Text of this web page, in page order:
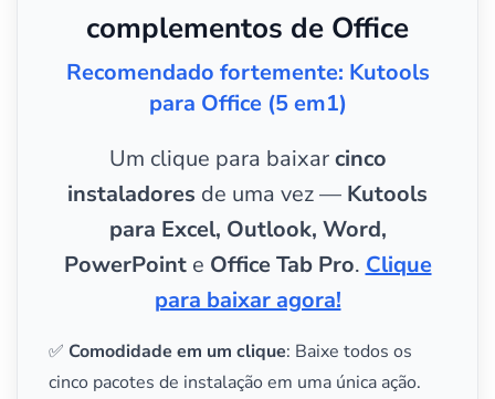
complementos de Office
Recomendado fortemente: Kutools
para Office (5 em1)
Um clique para baixarcinco
instaladores de uma vez — Kutools
para Excel, Outlook, Word,
PowerPointe Office Tab Pro. Clique
para baixar agora!
✅ Comodidade em um clique: Baixe todos os
cinco pacotes de instalação em uma única ação.